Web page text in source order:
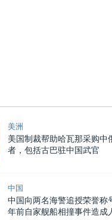
美洲
美国制裁帮助哈瓦那采购中
者，包括古巴驻中国武官
中国
中国向两名海警追授荣誉称
年前自家舰船相撞事件造成